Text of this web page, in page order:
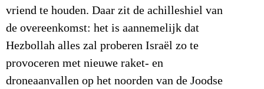
vriend te houden. Daar zit de achilleshiel van
de overeenkomst: het is aannemelijk dat
Hezbollah alles zal proberen Israël zo te
provoceren met nieuwe raket- en
droneaanvallen op het noorden van de Joodse